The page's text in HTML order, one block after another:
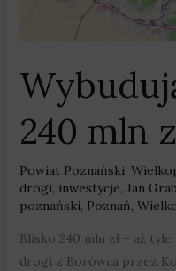
240 mln
Powiat Poznański
drogi inwestycje Jan
poznański Poznań
Blisko 240 mln zł – aż
drogi z Borówca przez